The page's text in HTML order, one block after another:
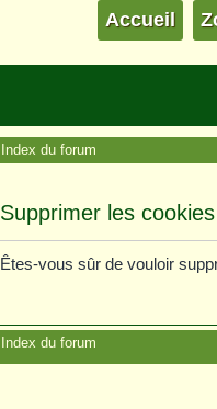
Accueil
Index du forum
Supprimer les
Êtes-vous sûr de vouloir
Index du forum